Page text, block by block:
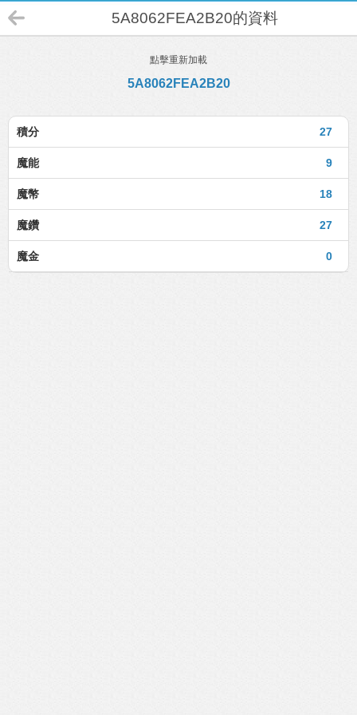
5A8062FEA2B20的資料
點擊重新加載
5A8062FEA2B20
27
積分
9
魔能
18
魔幣
27
魔鑽
0
魔金